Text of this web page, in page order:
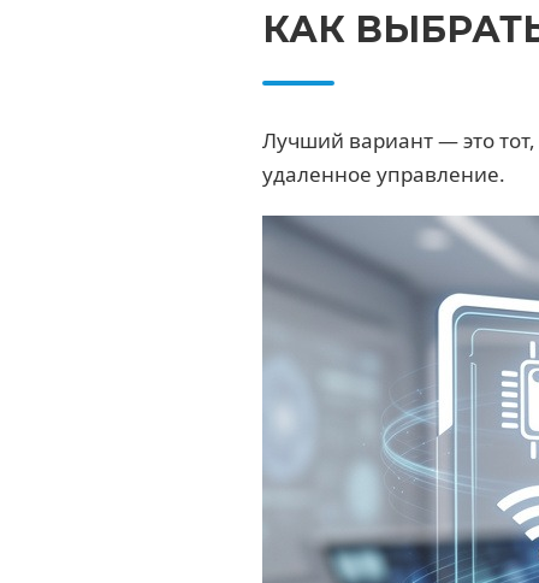
КАК
Лучший вариант — это
удаленное управление.